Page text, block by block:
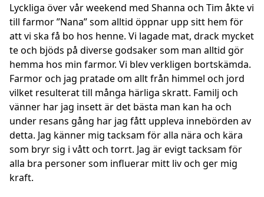
Lyckliga över vår weekend med Shanna och Tim åkte vi
till farmor ”Nana” som alltid öppnar upp sitt hem för
att vi ska få bo hos henne. Vi lagade mat, drack mycket
te och bjöds på diverse godsaker som man alltid gör
hemma hos min farmor. Vi blev verkligen bortskämda.
Farmor och jag pratade om allt från himmel och jord
vilket resulterat till många härliga skratt. Familj och
vänner har jag insett är det bästa man kan ha och
under resans gång har jag fått uppleva innebörden av
detta. Jag känner mig tacksam för alla nära och kära
som bryr sig i vått och torrt. Jag är evigt tacksam för
alla bra personer som influerar mitt liv och ger mig
kraft.